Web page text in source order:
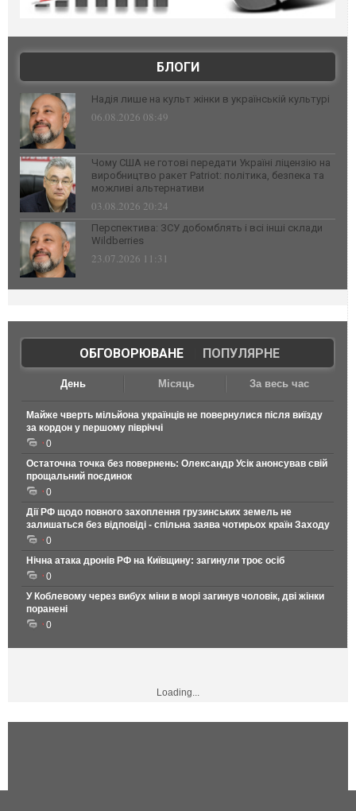
БЛОГИ
Надія лише на культ жінки в українській культурі
06.08.2026 08:49
Чому США не готові передати Україні ліцензію на
виробництво ракет Patriot: політика, безпека та
можливі альтернативи
03.08.2026 20:24
Перспектива: ЗСУ добомблять і всі інші склади
Wildberries
23.07.2026 11:31
ОБГОВОРЮВАНЕ| ПОПУЛЯРНЕ
День Місяць За весь час
Майже чверть мільйона українців не повернулися після виїзду
за кордон у першому півріччі
0
Остаточна точка без повернень: Олександр Усік анонсував свій
прощальний поєдинок
0
Дії РФ щодо повного захоплення грузинських земель не
залишаться без відповіді - спільна заява чотирьох країн Заходу
0
Нічна атака дронів РФ на Київщину: загинули троє осіб
0
У Коблевому через вибух міни в морі загинув чоловік, дві жінки
поранені
0
Loading...